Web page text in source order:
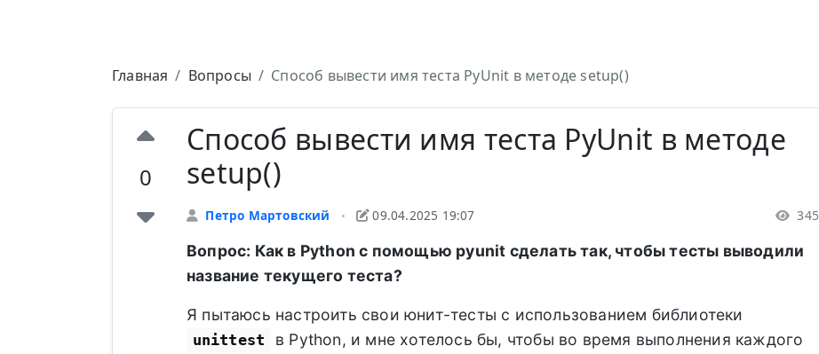
Главная Вопросы Способ вывести имя теста PyUnit в методе setup()
0
Способ вывести имя теста PyUnit в методе
setup()
Петро Мартовский • 09.04.2025 19:07 345
Вопрос: Как в Python с помощью pyunit сделать так, чтобы тесты выводили
название текущего теста?
Я пытаюсь настроить свои юнит-тесты с использованием библиотеки
unittest
в Python, и мне хотелось бы, чтобы во время выполнения каждого